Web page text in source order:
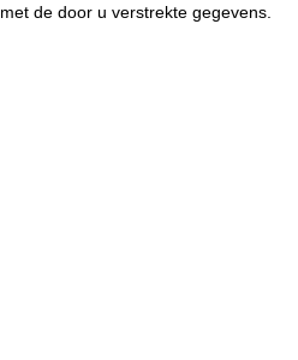
met de door u verstrekte gegevens.